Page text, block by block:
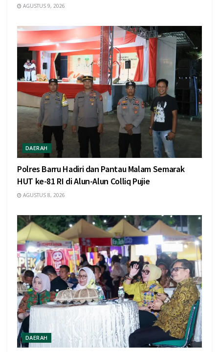
AGUSTUS 9, 2026
DAERAH
Polres Barru Hadiri dan Pantau Malam Semarak
HUT ke-81 RI di Alun-Alun Colliq Pujie
AGUSTUS 8, 2026
DAERAH